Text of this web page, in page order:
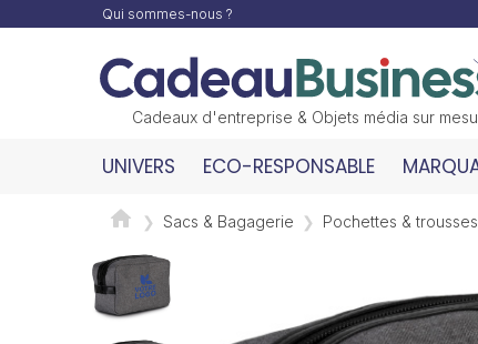
Qui sommes-nous ?
Cadeaux d'entreprise & Objets média sur
UNIVERS ECO-RESPONSABLE
Sacs & Bagagerie Pochettes & trousses